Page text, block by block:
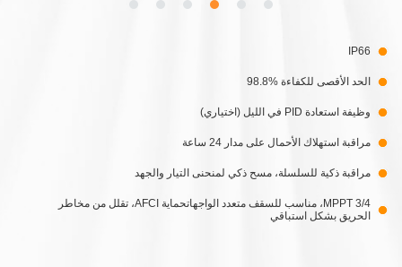
IP66
الحد الأقصى للكفاءة %98.8
وظيفة استعادة PID في الليل (اختياري)
مراقبة استهلاك الأحمال على مدار 24 ساعة
مراقبة ذكية للسلسلة، مسح ذكي لمنحنى التيار والجهد
3/4 MPPT، مناسب للسقف متعدد الواجهاتحماية AFCI، تقلل من مخاطر
الحريق بشكل استباقي